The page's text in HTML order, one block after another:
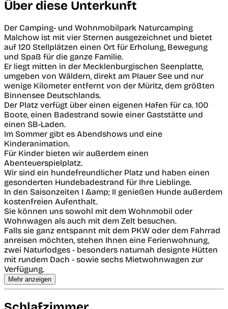
Über diese Unterkunft
Der Camping- und Wohnmobilpark Naturcamping
Malchow ist mit vier Sternen ausgezeichnet und bietet
auf 120 Stellplätzen einen Ort für Erholung, Bewegung
und Spaß für die ganze Familie.
Er liegt mitten in der Mecklenburgischen Seenplatte,
umgeben von Wäldern, direkt am Plauer See und nur
wenige Kilometer entfernt von der Müritz, dem größten
Binnensee Deutschlands.
Der Platz verfügt über einen eigenen Hafen für ca. 100
Boote, einen Badestrand sowie einer Gaststätte und
einen SB-Laden.
Im Sommer gibt es Abendshows und eine
Kinderanimation.
Für Kinder bieten wir außerdem einen
Abenteuerspielplatz.
Wir sind ein hundefreundlicher Platz und haben einen
gesonderten Hundebadestrand für Ihre Lieblinge.
In den Saisonzeiten I &amp; II genießen Hunde außerdem
kostenfreien Aufenthalt.
Sie können uns sowohl mit dem Wohnmobil oder
Wohnwagen als auch mit dem Zelt besuchen.
Falls sie ganz entspannt mit dem PKW oder dem Fahrrad
anreisen möchten, stehen Ihnen eine Ferienwohnung,
zwei Naturlodges - besonders naturnah designte Hütten
mit rundem Dach - sowie sechs Mietwohnwagen zur
Verfügung.
Mehr anzeigen